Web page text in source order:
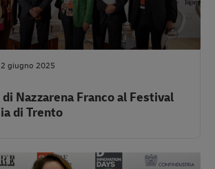
Nazzarena Franco al Festival
di Trento
2 giugno 2025